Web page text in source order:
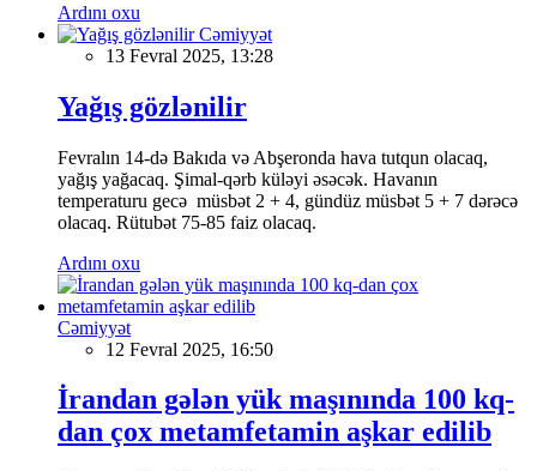
Ardını oxu
Cəmiyyət
13 Fevral 2025, 13:28
Yağış gözlənilir
Fevralın 14-də Bakıda və Abşeronda hava tutqun olacaq,
yağış yağacaq. Şimal-qərb küləyi əsəcək. Havanın
temperaturu gecə müsbət 2 + 4, gündüz müsbət 5 + 7 dərəcə
olacaq. Rütubət 75-85 faiz olacaq.
Ardını oxu
Cəmiyyət
12 Fevral 2025, 16:50
İrandan gələn yük maşınında 100 kq-
dan çox metamfetamin aşkar edilib